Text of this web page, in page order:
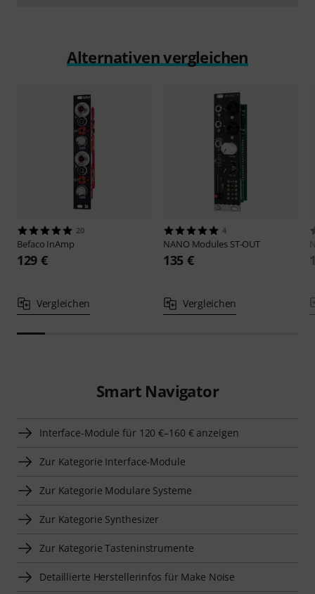
Alternativen vergleichen
20
Befaco InAmp
129 €
Vergleichen
4
NANO Modules ST-OUT
135 €
Vergleichen
Smart Navigator
Interface-Module für 120 €–160 € anzeigen
Zur Kategorie Interface-Module
Zur Kategorie Modulare Systeme
Zur Kategorie Synthesizer
Zur Kategorie Tasteninstrumente
Detaillierte Herstellerinfos für Make Noise